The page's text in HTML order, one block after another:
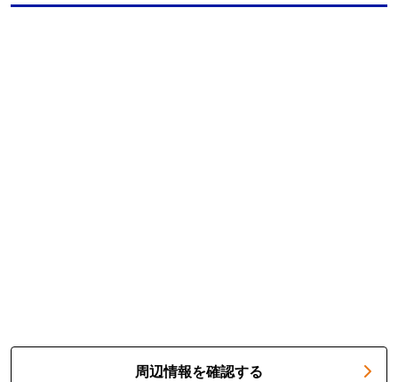
周辺情報を確認する